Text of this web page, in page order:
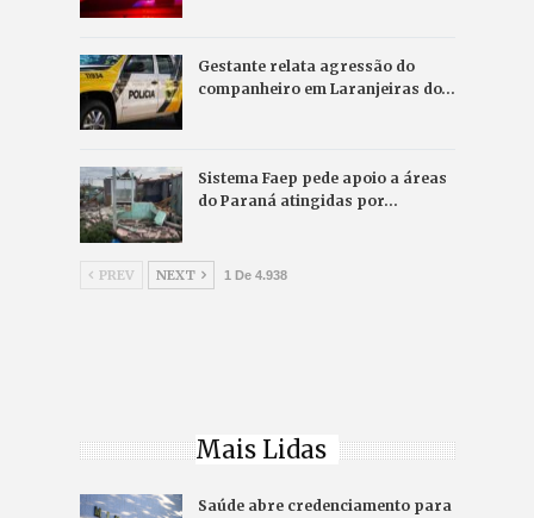
Gestante relata agressão do
companheiro em Laranjeiras do…
Sistema Faep pede apoio a áreas
do Paraná atingidas por…
PREV NEXT 1 De 4.938
Mais Lidas
Saúde abre credenciamento para